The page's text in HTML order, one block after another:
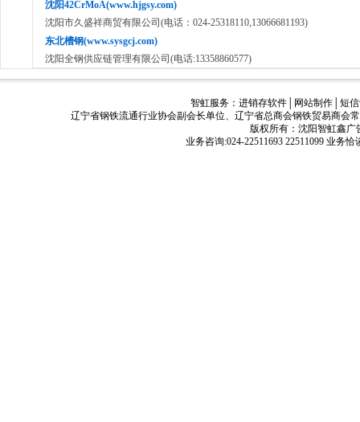
沈阳42CrMoA(www.hjgsy.com)
沈阳市久盛祥商贸有限公司(电话：024-25318110,13066681193)
东北槽钢(www.sysgcj.com)
沈阳全钢供应链管理有限公司(电话:13358860577)
智虹服务：进销存软件 网站制作 │短
辽宁省钢铁流通行业协会副会长单位、辽宁省总商会钢铁贸易商会
版权所有：沈阳智虹鑫广
业务咨询:024-22511693 22511099 业务